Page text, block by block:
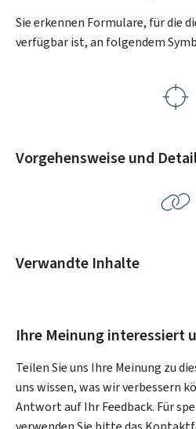
Sie erkennen Formulare, für die
verfügbar ist, an folgendem
Vorgehensweise und
Verwandte Inhalte
Ihre Meinung interessiert
Teilen Sie uns Ihre Meinung zu
uns wissen, was wir verbessern
Antwort auf Ihr Feedback. Für